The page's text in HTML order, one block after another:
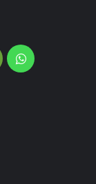
WhatsApp